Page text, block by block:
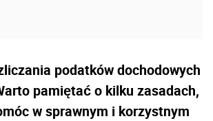
podatków dochodowych
pamiętać o kilku zasadach,
w sprawnym i korzystnym